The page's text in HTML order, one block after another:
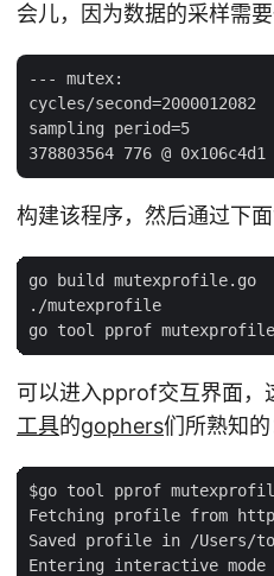
会儿，因为数据的采样需
--- mutex:
cycles/second=2000012082
sampling period=5
构建该程序，然后通过下面
go build mutexprofile.go
./mutexprofile
可以进入pprof交互界面，
工具的gophers们所熟知的
$go tool pprof
Fetching profile from
Saved profile in /Users/
Entering interactive mode